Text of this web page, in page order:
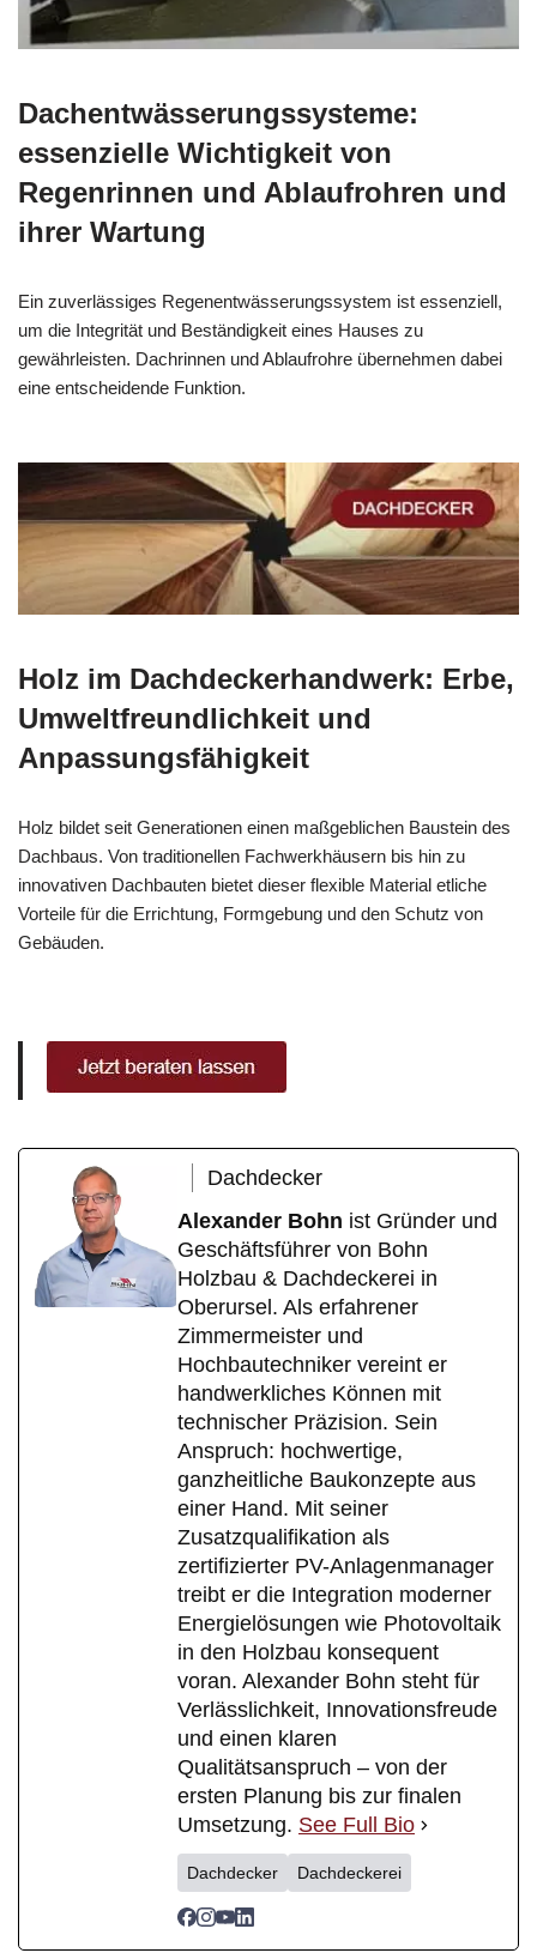
Dachentwässerungssysteme:
essenzielle Wichtigkeit von
Regenrinnen und Ablaufrohren und
ihrer Wartung
Ein zuverlässiges Regenentwässerungssystem ist essenziell,
um die Integrität und Beständigkeit eines Hauses zu
gewährleisten. Dachrinnen und Ablaufrohre übernehmen dabei
eine entscheidende Funktion.
Holz im Dachdeckerhandwerk: Erbe,
Umweltfreundlichkeit und
Anpassungsfähigkeit
Holz bildet seit Generationen einen maßgeblichen Baustein des
Dachbaus. Von traditionellen Fachwerkhäusern bis hin zu
innovativen Dachbauten bietet dieser flexible Material etliche
Vorteile für die Errichtung, Formgebung und den Schutz von
Gebäuden.
Dachdecker
Alexander Bohn ist Gründer und
Geschäftsführer von Bohn
Holzbau & Dachdeckerei in
Oberursel. Als erfahrener
Zimmermeister und
Hochbautechniker vereint er
handwerkliches Können mit
technischer Präzision. Sein
Anspruch: hochwertige,
ganzheitliche Baukonzepte aus
einer Hand. Mit seiner
Zusatzqualifikation als
zertifizierter PV-Anlagenmanager
treibt er die Integration moderner
Energielösungen wie Photovoltaik
in den Holzbau konsequent
voran. Alexander Bohn steht für
Verlässlichkeit, Innovationsfreude
und einen klaren
Qualitätsanspruch – von der
ersten Planung bis zur finalen
Umsetzung. See Full Bio
Dachdecker Dachdeckerei